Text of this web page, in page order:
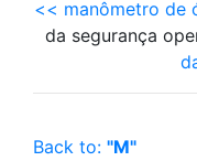
<< manômetro de
da segurança
Back to: "M"